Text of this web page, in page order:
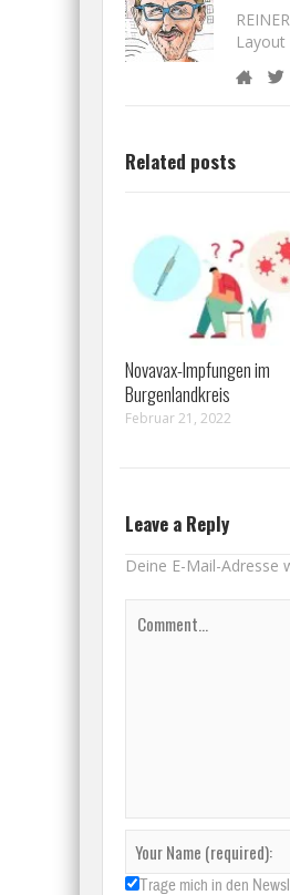
Related posts
Novavax-Impfungen im
Burgenlandkreis
Februar 21, 2022
Leave a Reply
Deine E-Mail-Adresse
Trage mich in den